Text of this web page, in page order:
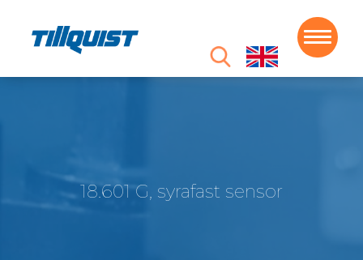
18.601 G, syrafast sensor